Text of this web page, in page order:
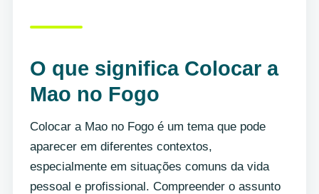
O que significa Colocar a
Mao no Fogo
Colocar a Mao no Fogo é um tema que pode
aparecer em diferentes contextos,
especialmente em situações comuns da vida
pessoal e profissional. Compreender o assunto